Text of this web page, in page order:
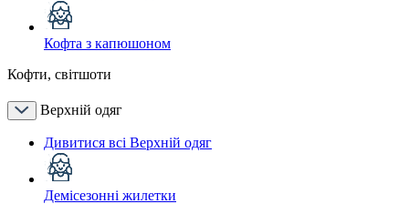
Кофта з капюшоном
Кофти, світшоти
Верхній одяг
Дивитися всі Верхній одяг
Демісезонні жилетки